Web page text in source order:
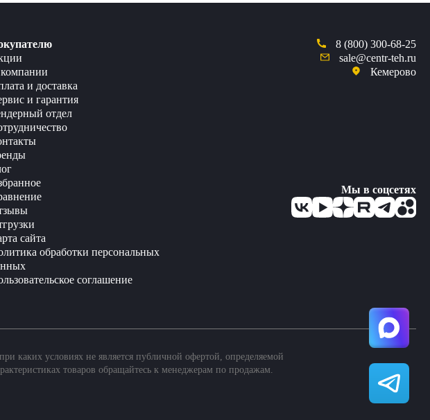
и доставка
и гарантия
отдел
сайта
обработки персональных
соглашение
8 (800) 300-68-25
sale@centr-teh.ru
Кемерово
Мы в соцсетях
каких условиях не является публичной офертой, определяемой
товаров обращайтесь к менеджерам по продажам.